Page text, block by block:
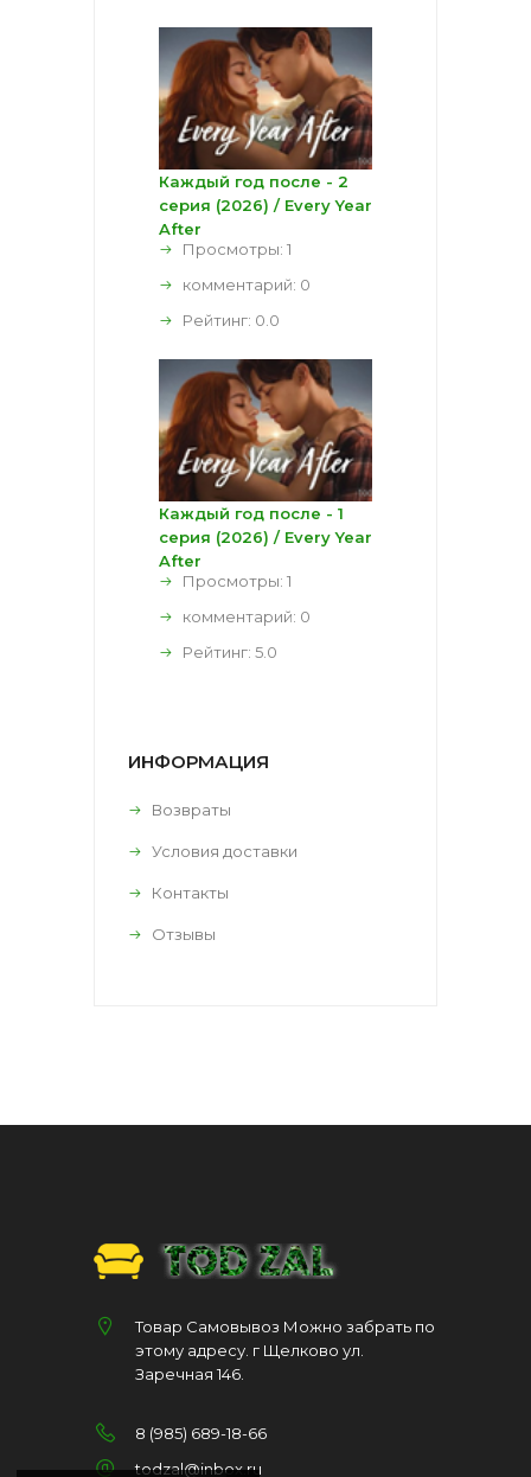
Каждый год после - 2
серия (2026) / Every Year
After
Просмотры: 1
комментарий: 0
Рейтинг: 0.0
Каждый год после - 1
серия (2026) / Every Year
After
Просмотры: 1
комментарий: 0
Рейтинг: 5.0
ИНФОРМАЦИЯ
Возвраты
Условия доставки
Контакты
Отзывы
Товар Самовывоз Можно забрать по
этому адресу. г Щелково ул.
Заречная 146.
8 (985) 689-18-66
todzal@inbox.ru